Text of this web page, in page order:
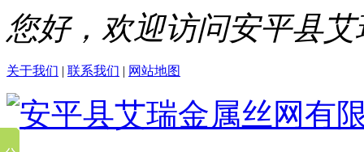
您好，欢迎访问安平县
关于我们 | 联系我们 | 网站地图